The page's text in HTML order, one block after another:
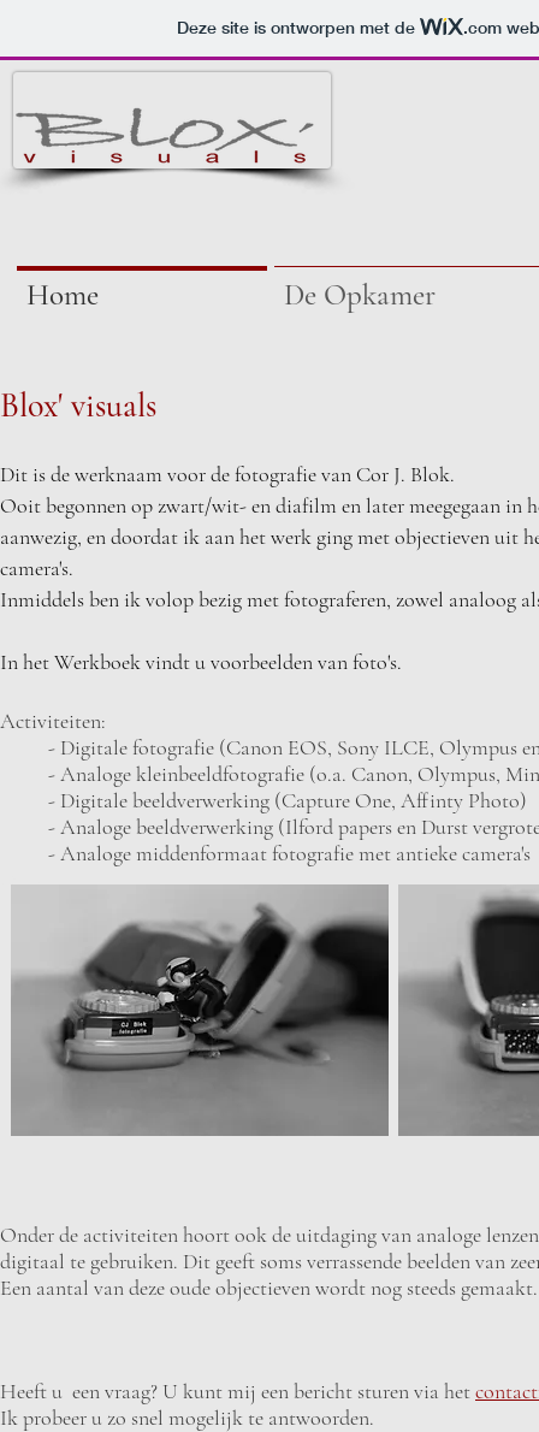
Deze site is ontworpen met de .com
Home De Opkamer
Blox' visuals
Dit is de werknaam voor de fotografie van Cor J. Blok.
Ooit begonnen op zwart/wit- en diafilm en later meegegaan in
aanwezig, en doordat ik aan het werk ging met objectieven uit
camera's.
Inmiddels ben ik volop bezig met fotograferen, zowel analoog
In het Werkboek vindt u voorbeelden van foto's.
Activiteiten:
- Digitale fotografie (Canon EOS, Sony ILCE, Olympus
- Analoge kleinbeeldfotografie (o.a. Canon, Olympus,
- Digitale beeldverwerking (Capture One, Affinty Photo)
- Analoge beeldverwerking (Ilford papers en Durst
- Analoge middenformaat fotografie met antieke camera's
Onder​
Onder de activiteiten hoort ook de uitdaging van analoge
digitaal te gebruiken. Dit geeft soms verrassende beelden van
Een aantal van deze oude objectieven wordt nog steeds
Heeft u een vraag? U kunt mij een bericht sturen via het
Ik probeer u zo snel mogelijk te antwoorden.